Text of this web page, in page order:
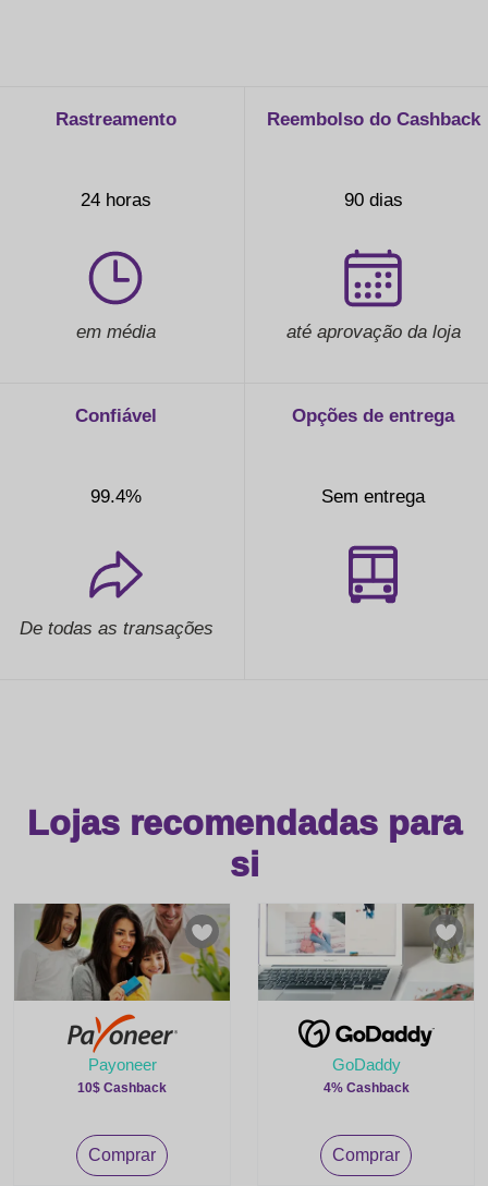
Rastreamento
24 horas
em média
Reembolso do Cashback
90 dias
até aprovação da loja
Confiável
99.4%
De todas as transações
Opções de entrega
Sem entrega
Lojas recomendadas para
si
Payoneer
10$ Cashback
Comprar
GoDaddy
4% Cashback
Comprar